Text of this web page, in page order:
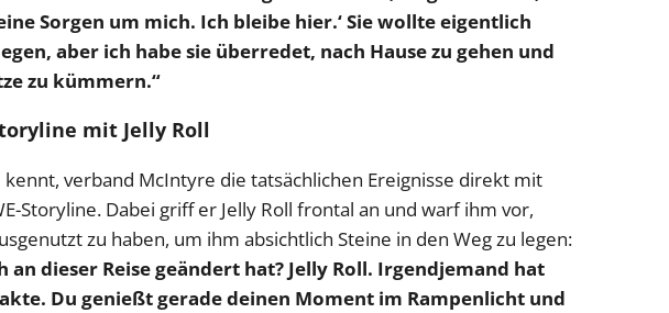
Sorgen um mich. Ich bleibe hier.‘ Sie wollte eigentlich
aber ich habe sie überredet, nach Hause zu gehen und
zu kümmern.“
mit Jelly Roll
verband McIntyre die tatsächlichen Ereignisse direkt mit
Storyline. Dabei griff er Jelly Roll frontal an und warf ihm vor,
zu haben, um ihm absichtlich Steine in den Weg zu legen:
an dieser Reise geändert hat? Jelly Roll. Irgendjemand hat
Du genießt gerade deinen Moment im Rampenlicht und